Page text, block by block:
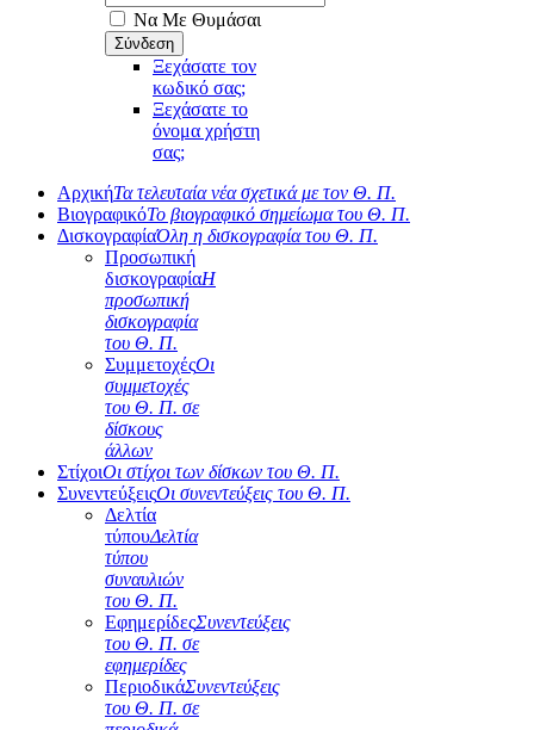
Να Με Θυμάσαι
Ξεχάσατε τον
κωδικό σας;
Ξεχάσατε το
όνομα χρήστη
σας;
ΑρχικήΤα τελευταία νέα σχετικά με τον Θ. Π.
ΒιογραφικόΤο βιογραφικό σημείωμα του Θ. Π.
ΔισκογραφίαΌλη η δισκογραφία του Θ. Π.
Προσωπική
δισκογραφίαΗ
προσωπική
δισκογραφία
του Θ. Π.
ΣυμμετοχέςΟι
συμμετοχές
του Θ. Π. σε
δίσκους
άλλων
ΣτίχοιΟι στίχοι των δίσκων του Θ. Π.
ΣυνεντεύξειςΟι συνεντεύξεις του Θ. Π.
Δελτία
τύπουΔελτία
τύπου
συναυλιών
του Θ. Π.
ΕφημερίδεςΣυνεντεύξεις
του Θ. Π. σε
εφημερίδες
ΠεριοδικάΣυνεντεύξεις
του Θ. Π. σε